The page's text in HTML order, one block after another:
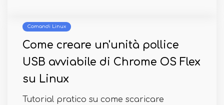
Comandi Linux
Come creare un'unità pollice
USB avviabile di Chrome OS Flex
su Linux
Tutorial pratico su come scaricare